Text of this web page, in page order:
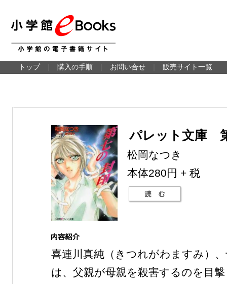
トップ 購入の手順 お問い合せ 販売サイト一覧
パレット文庫
松岡なつき
本体280円 + 税
喜連川真純（きつれがわますみ）
は、父親が母親を殺害するのを目